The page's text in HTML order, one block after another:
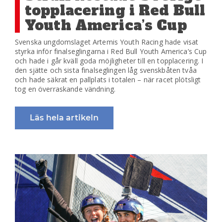
topplacering i Red Bull
Youth America’s Cup
Svenska ungdomslaget Artemis Youth Racing hade visat
styrka inför finalseglingarna i Red Bull Youth America’s Cup
och hade i går kväll goda möjligheter till en topplacering. I
den sjätte och sista finalseglingen låg svenskbåten tvåa
och hade säkrat en pallplats i totalen – när racet plötsligt
tog en överraskande vändning.
Läs hela artikeln